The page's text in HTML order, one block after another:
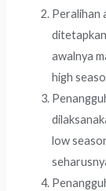
Peralihan
awalnya
high
low